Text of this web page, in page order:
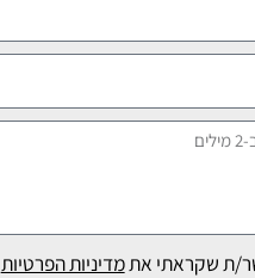
ת שקראתי אתמדיניות הפרטיות